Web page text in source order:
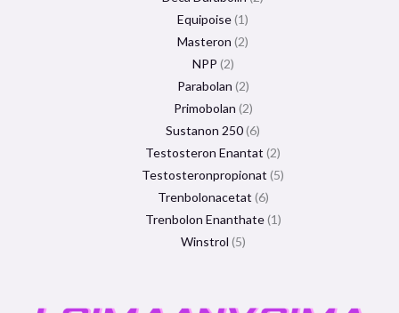
Equipoise 1
Masteron 2
NPP 2
Parabolan 2
Primobolan 2
Sustanon 250 6
Testosteron Enantat 2
Testosteronpropionat 5
Trenbolonacetat 6
Trenbolon Enanthate 1
Winstrol 5